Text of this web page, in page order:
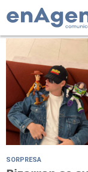
Tag:
SORPRESA